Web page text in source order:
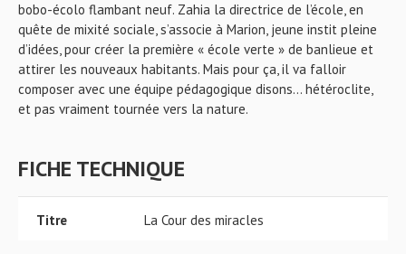
bobo-écolo flambant neuf. Zahia la directrice de l’école, en
quête de mixité sociale, s’associe à Marion, jeune instit pleine
d’idées, pour créer la première « école verte » de banlieue et
attirer les nouveaux habitants. Mais pour ça, il va falloir
composer avec une équipe pédagogique disons… hétéroclite,
et pas vraiment tournée vers la nature.
FICHE TECHNIQUE
Titre La Cour des miracles